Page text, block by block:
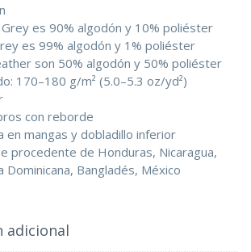
Grey es 90% algodón y 10% poliéster
es 99% algodón y 1% poliéster
son 50% algodón y 50% poliéster
170–180 g/m² (5.0–5.3 oz/yd²)
con reborde
en mangas y dobladillo inferior
procedente de Honduras, Nicaragua,
Dominicana, Bangladés, México
adicional